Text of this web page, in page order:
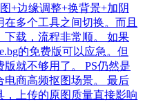
+边缘调整+换背景+加阴
多个工具之间切换。而且
载，流程非常顺。 如果
的免费版可以应急。但
就不够用了。 PS仍然是
商高频抠图场景。 最后
上传的原图质量直接影响